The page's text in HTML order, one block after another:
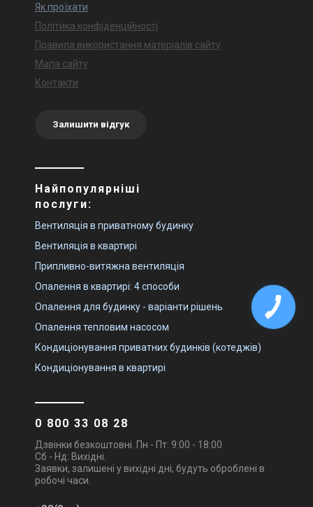
Як проїхати
Політика конфіденційності
Правила використання матеріалів сайту
Мапа сайту
Контакти
Залишити відгук
Найпопулярніші
послуги:
Вентиляція в приватному будинку
Вентиляція в квартирі
Припливно-витяжна вентиляція
Опалення в квартирі: 4 способи
Опалення для будинку - варіанти рішень
Опалення тепловим насосом
Кондиціонування приватних будинків (котеджів)
Кондиціонування в квартирі
0 800 33 08 28
Дзвінки безкоштовні. Пн - Пт: 9:00 - 18:00
Сб - Нд: Вихідні.
Заявки, залишені у вихідні дні, будуть оброблені в
робочі часи.